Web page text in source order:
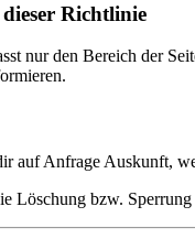
Richtlinie
nur den Bereich der
auf Anfrage Auskunft,
Löschung bzw.